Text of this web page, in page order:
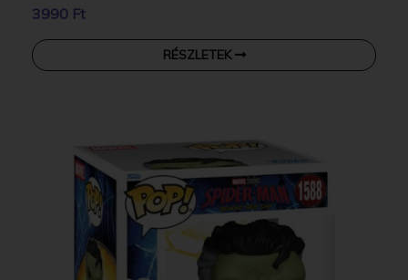
3990 Ft
RÉSZLETEK